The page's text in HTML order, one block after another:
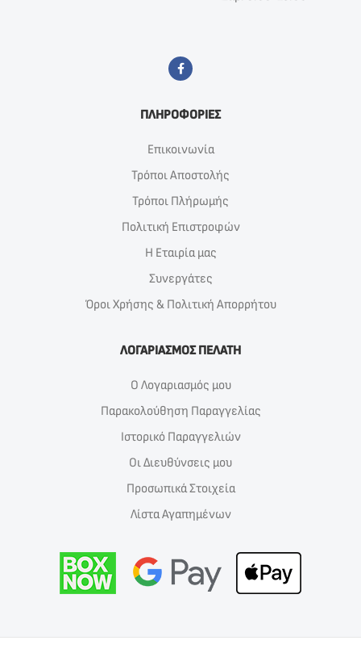
ΠΛΗΡΟΦΟΡΙΕΣ
Επικοινωνία
Τρόποι Αποστολής
Τρόποι Πλήρωμής
Πολιτική Επιστροφών
Η Εταιρία μας
Συνεργάτες
Όροι Χρήσης & Πολιτική Απορρήτου
ΛΟΓΑΡΙΑΣΜΟΣ ΠΕΛΑΤΗ
Ο Λογαριασμός μου
Παρακολούθηση Παραγγελίας
Ιστορικό Παραγγελιών
Οι Διευθύνσεις μου
Προσωπικά Στοιχεία
Λίστα Αγαπημένων